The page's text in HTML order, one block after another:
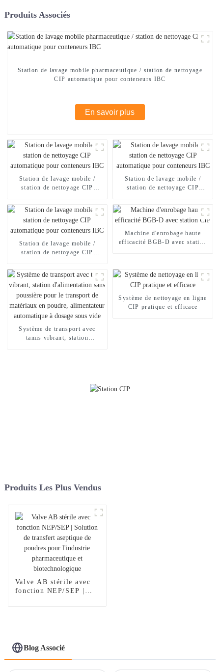
Produits Associés
Station de lavage mobile pharmaceutique / station de nettoyage
CIP automatique pour conteneurs IBC
En savoir plus
Station de lavage mobile /
station de nettoyage CIP
Station de lavage mobile /
station de nettoyage CIP
Station de lavage mobile /
station de nettoyage CIP
Machine d'enrobage haute
efficacité BGB-D avec station
Système de transport avec
tamis vibrant, station
Système de nettoyage en ligne
CIP pratique et efficace
Produits Les Plus Vendus
Valve AB stérile avec
fonction NEP/SEP |
Blog Associé